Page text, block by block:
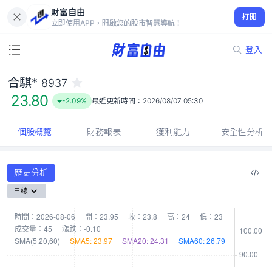
財富自由
立即使用APP，開啟您的股市智慧導航！
打開
登入
23.80
-2.09%
合騏* 8937
23.80 -2.09% 最近更新時間： 2026/08/07 05:30
個股概覽 財務報表 獲利能力 安全性分析
歷史分析
日線